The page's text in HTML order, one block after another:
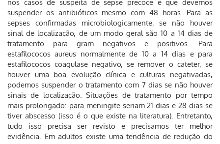
nos casos de suspeita de sepse precoce e que devemos
suspender os antibióticos mesmo com 48 horas. Para as
sepses confirmadas microbiologicamente, se não houver
sinal de localização, de um modo geral são 10 a 14 dias de
tratamento para gram negativos e positivos. Para
estafilococos aureus normalmente de 10 a 14 dias e para
estafilococos coagulase negativo, se remover o cateter, se
houver uma boa evolução clínica e culturas negativadas,
podemos suspender o tratamento com 7 dias se não houver
sinais de localização. Situações de tratamento por tempo
mais prolongado: para meningite seriam 21 dias e 28 dias se
tiver abscesso (isso é o que existe na literatura). Entretanto,
tudo isso precisa ser revisto e precisamos ter melhor
evidência. Em adultos existe uma tendência de redução do